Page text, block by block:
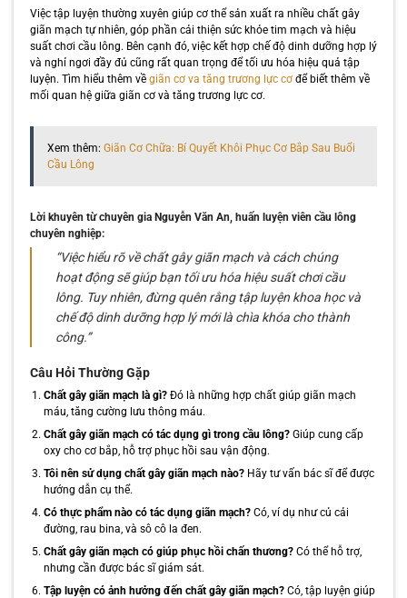
Việc tập luyện thường xuyên giúp cơ thể sản xuất ra nhiều chất gây
giãn mạch tự nhiên, góp phần cải thiện sức khỏe tim mạch và hiệu
suất chơi cầu lông. Bên cạnh đó, việc kết hợp chế độ dinh dưỡng hợp lý
và nghỉ ngơi đầy đủ cũng rất quan trọng để tối ưu hóa hiệu quả tập
luyện. Tìm hiểu thêm về giãn cơ va tăng trương lực cơđể biết thêm về
mối quan hệ giữa giãn cơ và tăng trương lực cơ.
Xem thêm: Giãn Cơ Chữa: Bí Quyết Khôi Phục Cơ Bắp Sau Buổi
Cầu Lông
Lời khuyên từ chuyên gia Nguyễn Văn An, huấn luyện viên cầu lông
chuyên nghiệp:
“Việc hiểu rõ về chất gây giãn mạch và cách chúng
hoạt động sẽ giúp bạn tối ưu hóa hiệu suất chơi cầu
lông. Tuy nhiên, đừng quên rằng tập luyện khoa học và
chế độ dinh dưỡng hợp lý mới là chìa khóa cho thành
công.”
Câu Hỏi Thường Gặp
Chất gây giãn mạch là gì?Đó là những hợp chất giúp giãn mạch
máu, tăng cường lưu thông máu.
Chất gây giãn mạch có tác dụng gì trong cầu lông?Giúp cung cấp
oxy cho cơ bắp, hỗ trợ phục hồi sau vận động.
Tôi nên sử dụng chất gây giãn mạch nào?Hãy tư vấn bác sĩ để được
hướng dẫn cụ thể.
Có thực phẩm nào có tác dụng giãn mạch?Có, ví dụ như củ cải
đường, rau bina, và sô cô la đen.
Chất gây giãn mạch có giúp phục hồi chấn thương?Có thể hỗ trợ,
nhưng cần được bác sĩ giám sát.
Tập luyện có ảnh hưởng đến chất gây giãn mạch?Có, tập luyện giúp